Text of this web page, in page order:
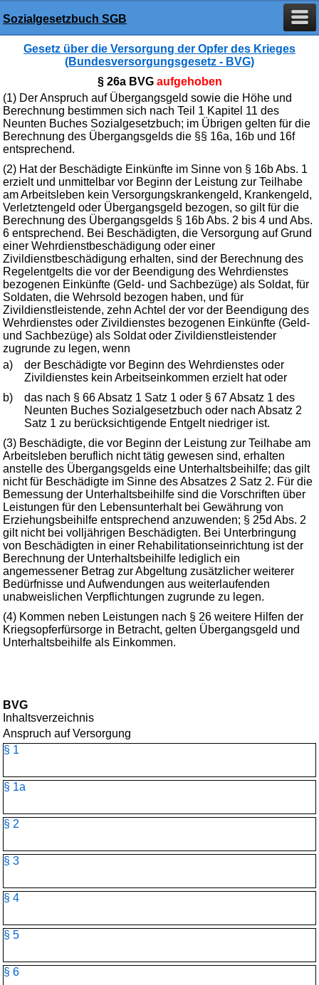
Sozialgesetzbuch SGB
Gesetz über die Versorgung der Opfer des Krieges
(Bundesversorgungsgesetz - BVG)
§ 26a BVG aufgehoben
(1) Der Anspruch auf Übergangsgeld sowie die Höhe und
Berechnung bestimmen sich nach Teil 1 Kapitel 11 des
Neunten Buches Sozialgesetzbuch; im Übrigen gelten für die
Berechnung des Übergangsgelds die §§ 16a, 16b und 16f
entsprechend.
(2) Hat der Beschädigte Einkünfte im Sinne von § 16b Abs. 1
erzielt und unmittelbar vor Beginn der Leistung zur Teilhabe
am Arbeitsleben kein Versorgungskrankengeld, Krankengeld,
Verletztengeld oder Übergangsgeld bezogen, so gilt für die
Berechnung des Übergangsgelds § 16b Abs. 2 bis 4 und Abs.
6 entsprechend. Bei Beschädigten, die Versorgung auf Grund
einer Wehrdienstbeschädigung oder einer
Zivildienstbeschädigung erhalten, sind der Berechnung des
Regelentgelts die vor der Beendigung des Wehrdienstes
bezogenen Einkünfte (Geld- und Sachbezüge) als Soldat, für
Soldaten, die Wehrsold bezogen haben, und für
Zivildienstleistende, zehn Achtel der vor der Beendigung des
Wehrdienstes oder Zivildienstes bezogenen Einkünfte (Geld-
und Sachbezüge) als Soldat oder Zivildienstleistender
zugrunde zu legen, wenn
a)
der Beschädigte vor Beginn des Wehrdienstes oder
Zivildienstes kein Arbeitseinkommen erzielt hat oder
b)
das nach § 66 Absatz 1 Satz 1 oder § 67 Absatz 1 des
Neunten Buches Sozialgesetzbuch oder nach Absatz 2
Satz 1 zu berücksichtigende Entgelt niedriger ist.
(3) Beschädigte, die vor Beginn der Leistung zur Teilhabe am
Arbeitsleben beruflich nicht tätig gewesen sind, erhalten
anstelle des Übergangsgelds eine Unterhaltsbeihilfe; das gilt
nicht für Beschädigte im Sinne des Absatzes 2 Satz 2. Für die
Bemessung der Unterhaltsbeihilfe sind die Vorschriften über
Leistungen für den Lebensunterhalt bei Gewährung von
Erziehungsbeihilfe entsprechend anzuwenden; § 25d Abs. 2
gilt nicht bei volljährigen Beschädigten. Bei Unterbringung
von Beschädigten in einer Rehabilitationseinrichtung ist der
Berechnung der Unterhaltsbeihilfe lediglich ein
angemessener Betrag zur Abgeltung zusätzlicher weiterer
Bedürfnisse und Aufwendungen aus weiterlaufenden
unabweislichen Verpflichtungen zugrunde zu legen.
(4) Kommen neben Leistungen nach § 26 weitere Hilfen der
Kriegsopferfürsorge in Betracht, gelten Übergangsgeld und
Unterhaltsbeihilfe als Einkommen.
BVG
Inhaltsverzeichnis
Anspruch auf Versorgung
§ 1
§ 1a
§ 2
§ 3
§ 4
§ 5
§ 6